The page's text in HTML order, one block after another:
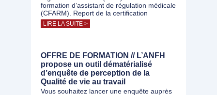
formation d’assistant de régulation médicale
(CFARM). Report de la certification
LIRE LA SUITE >
OFFRE DE FORMATION // L’ANFH
propose un outil dématérialisé
d’enquête de perception de la
Qualité de vie au travail
Vous souhaitez lancer une enquête auprès